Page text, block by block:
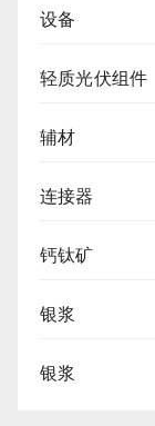
设备
轻质光伏组件
辅材
连接器
钙钛矿
银浆
银浆